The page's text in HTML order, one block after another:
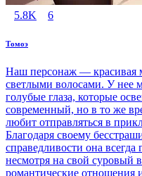
5.8K 6
Томоэ
Наш персонаж — красивая
светлыми волосами. У нее
голубые глаза, которые
современный, но в то же
любит отправляться в
Благодаря своему
справедливости она
несмотря на свой суровый
романтические отношения